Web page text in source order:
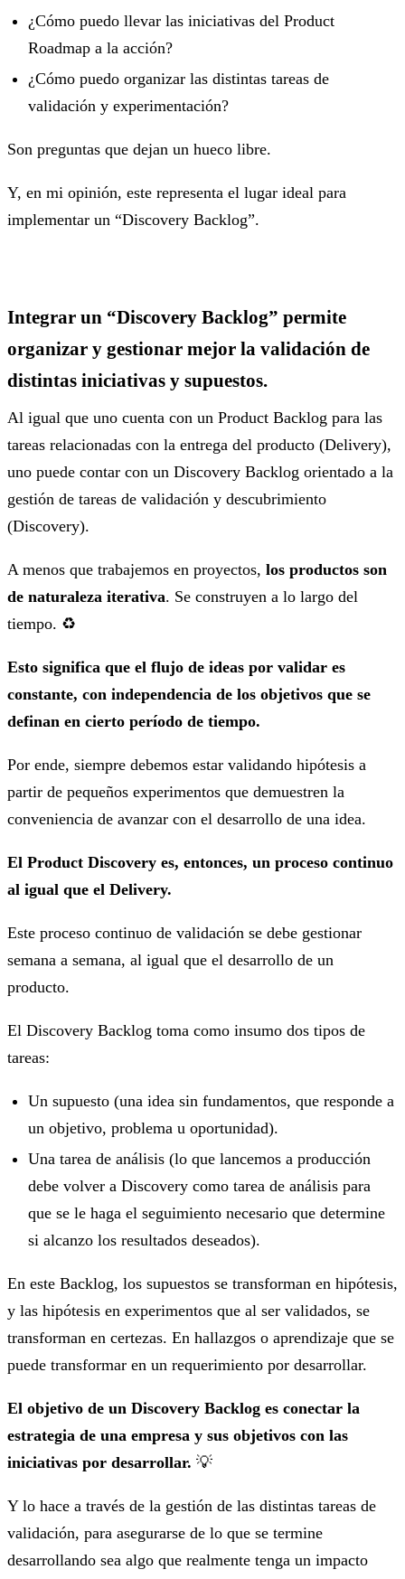
¿Cómo puedo llevar las iniciativas del Product
Roadmap a la acción?
¿Cómo puedo organizar las distintas tareas de
validación y experimentación?
Son preguntas que dejan un hueco libre.
Y, en mi opinión, este representa el lugar ideal para
implementar un “Discovery Backlog”.
Integrar un “Discovery Backlog” permite
organizar y gestionar mejor la validación de
distintas iniciativas y supuestos.
Al igual que uno cuenta con un Product Backlog para las
tareas relacionadas con la entrega del producto (Delivery),
uno puede contar con un Discovery Backlog orientado a la
gestión de tareas de validación y descubrimiento
(Discovery).
A menos que trabajemos en proyectos, los productos son
de naturaleza iterativa. Se construyen a lo largo del
tiempo. ♻️
Esto significa que el flujo de ideas por validar es
constante, con independencia de los objetivos que se
definan en cierto período de tiempo.
Por ende, siempre debemos estar validando hipótesis a
partir de pequeños experimentos que demuestren la
conveniencia de avanzar con el desarrollo de una idea.
El Product Discovery es, entonces, un proceso continuo
al igual que el Delivery.
Este proceso continuo de validación se debe gestionar
semana a semana, al igual que el desarrollo de un
producto.
El Discovery Backlog toma como insumo dos tipos de
tareas:
Un supuesto (una idea sin fundamentos, que responde a
un objetivo, problema u oportunidad).
Una tarea de análisis (lo que lancemos a producción
debe volver a Discovery como tarea de análisis para
que se le haga el seguimiento necesario que determine
si alcanzo los resultados deseados).
En este Backlog, los supuestos se transforman en hipótesis,
y las hipótesis en experimentos que al ser validados, se
transforman en certezas. En hallazgos o aprendizaje que se
puede transformar en un requerimiento por desarrollar.
El objetivo de un Discovery Backlog es conectar la
estrategia de una empresa y sus objetivos con las
iniciativas por desarrollar. 💡
Y lo hace a través de la gestión de las distintas tareas de
validación, para asegurarse de lo que se termine
desarrollando sea algo que realmente tenga un impacto